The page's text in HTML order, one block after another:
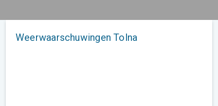
Weerwaarschuwingen Tolna